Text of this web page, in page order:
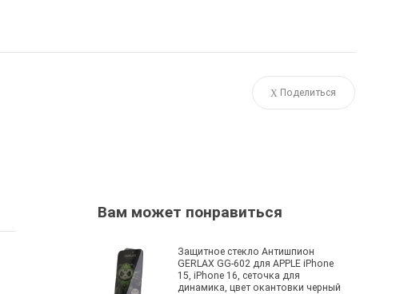
Поделиться
Вам может понравиться
Защитное стекло Антишпион
GERLAX GG-602 для APPLE iPhone
15, iPhone 16, сеточка для
динамика, цвет окантовки черный